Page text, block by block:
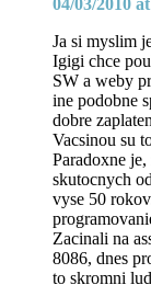
04/03/2010
Ja si myslim
Igigi chce
SW a weby
ine podobne
dobre
Vacsinou su
Paradoxne
skutocnych
vyse 50
Zacinali na
8086, dnes
to skromni